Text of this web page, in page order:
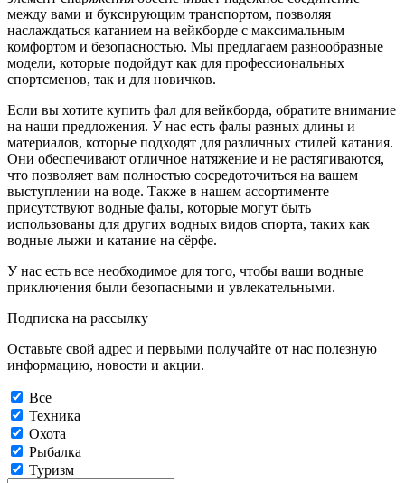
между вами и буксирующим транспортом, позволяя
наслаждаться катанием на вейкборде с максимальным
комфортом и безопасностью. Мы предлагаем разнообразные
модели, которые подойдут как для профессиональных
спортсменов, так и для новичков.
Если вы хотите купить фал для вейкборда, обратите внимание
на наши предложения. У нас есть фалы разных длины и
материалов, которые подходят для различных стилей катания.
Они обеспечивают отличное натяжение и не растягиваются,
что позволяет вам полностью сосредоточиться на вашем
выступлении на воде. Также в нашем ассортименте
присутствуют водные фалы, которые могут быть
использованы для других водных видов спорта, таких как
водные лыжи и катание на сёрфе.
У нас есть все необходимое для того, чтобы ваши водные
приключения были безопасными и увлекательными.
Подписка на рассылку
Оставьте свой адрес и первыми получайте от нас полезную
информацию, новости и акции.
Все
Техника
Охота
Рыбалка
Туризм